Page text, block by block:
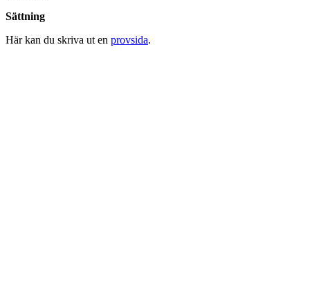
Sättning
Här kan du skriva ut en provsida.